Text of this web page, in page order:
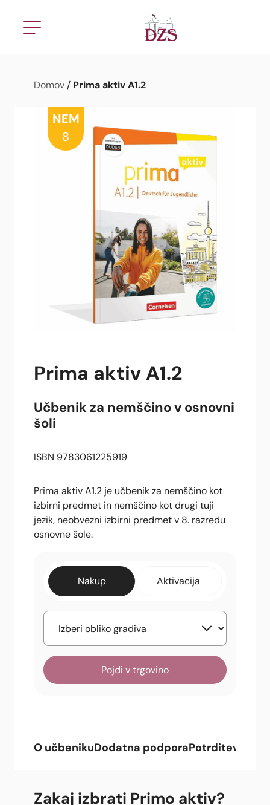
Domov / Prima aktiv A1.2
NEM
8
Prima aktiv A1.2
Učbenik za nemščino v osnovni
šoli
ISBN 9783061225919
Prima aktiv A1.2 je učbenik za nemščino kot
izbirni predmet in nemščino kot drugi tuji
jezik, neobvezni izbirni predmet v 8. razredu
osnovne šole.
Nakup Aktivacija
Pojdi v trgovino
O učbenikuDodatna podporaPotrditev
Zakaj izbrati Primo aktiv?